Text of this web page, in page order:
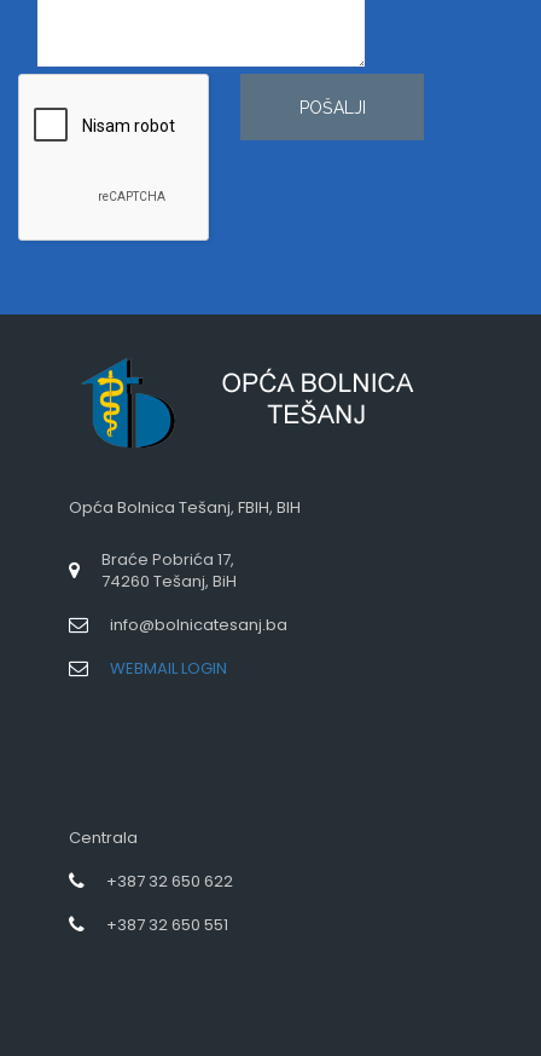
POŠALJI
Opća Bolnica Tešanj, FBIH, BIH
Braće Pobrića 17,
74260 Tešanj, BiH
info@bolnicatesanj.ba
WEBMAIL LOGIN
Centrala
+387 32 650 622
+387 32 650 551